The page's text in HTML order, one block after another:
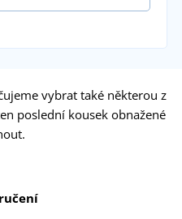
vybrat také některou z
poslední kousek obnažené